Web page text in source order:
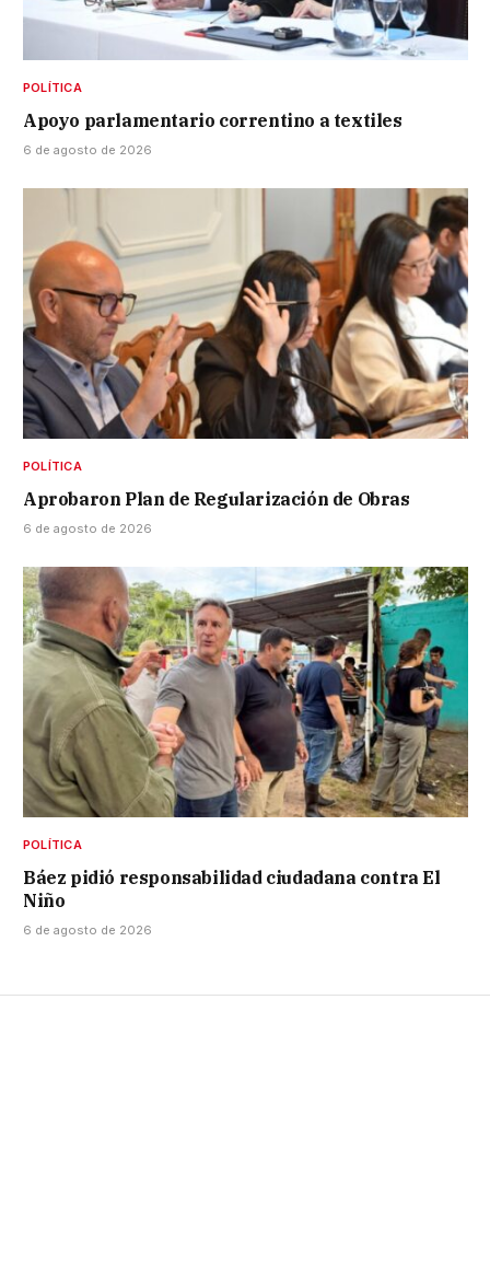
POLÍTICA
Apoyo parlamentario correntino a textiles
6 de agosto de 2026
POLÍTICA
Aprobaron Plan de Regularización de Obras
6 de agosto de 2026
POLÍTICA
Báez pidió responsabilidad ciudadana contra El
Niño
6 de agosto de 2026